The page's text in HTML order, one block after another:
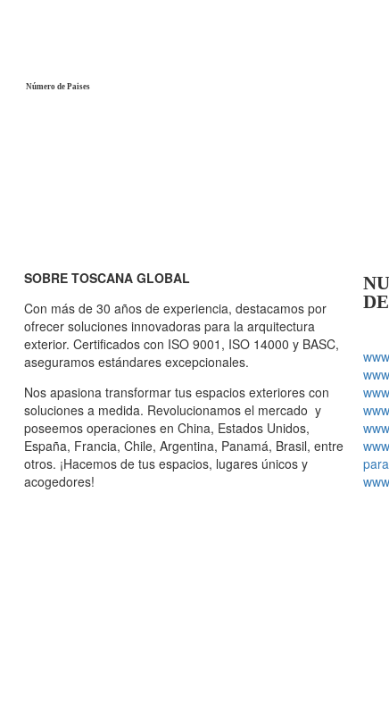
Número de Paises
SOBRE TOSCANA GLOBAL
Con más de 30 años de experiencia, destacamos por
ofrecer soluciones innovadoras para la arquitectura
exterior. Certificados con ISO 9001, ISO 14000 y BASC,
aseguramos estándares excepcionales.
Nos apasiona transformar tus espacios exteriores con
soluciones a medida. Revolucionamos el mercado y
poseemos operaciones en China, Estados Unidos,
España, Francia, Chile, Argentina, Panamá, Brasil, entre
otros. ¡Hacemos de tus espacios, lugares únicos y
acogedores!